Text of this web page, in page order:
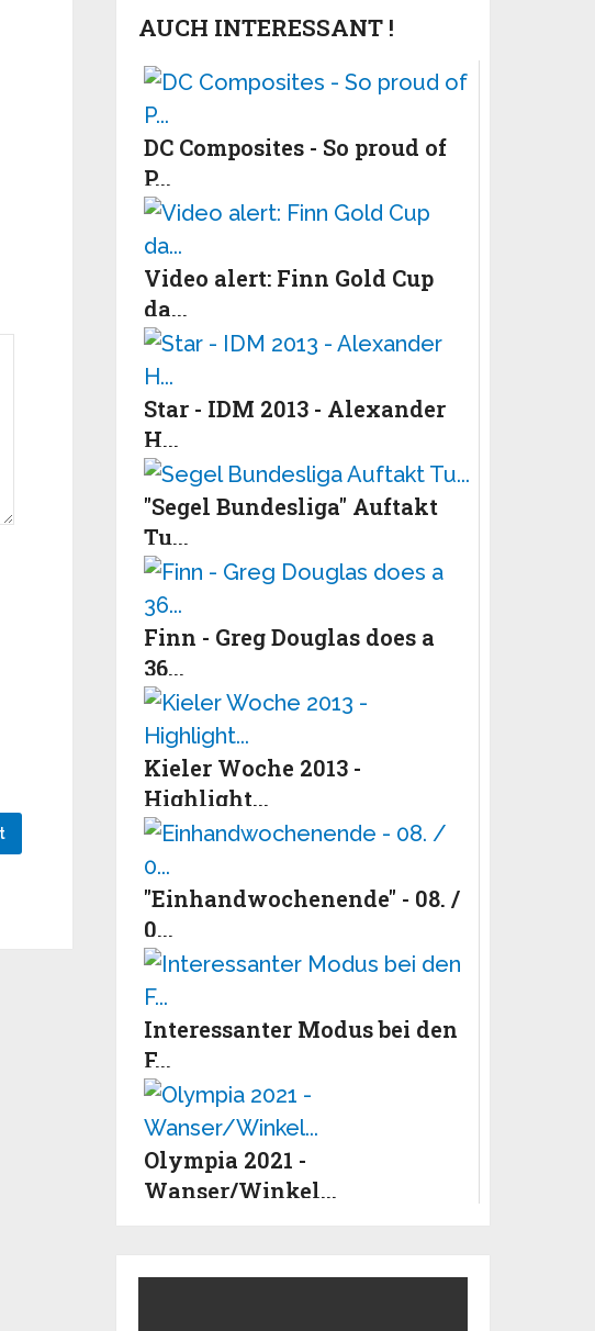
AUCH INTERESSANT !
DC Composites - So proud of
P...
Video alert: Finn Gold Cup
da...
Star - IDM 2013 - Alexander
H...
"Segel Bundesliga" Auftakt
Tu...
Finn - Greg Douglas does a
36...
Kieler Woche 2013 -
Highlight...
"Einhandwochenende" - 08. /
0...
Interessanter Modus bei den
F...
Olympia 2021 -
Wanser/Winkel...